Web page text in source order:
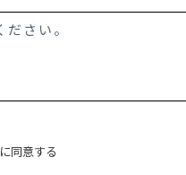
に同意する